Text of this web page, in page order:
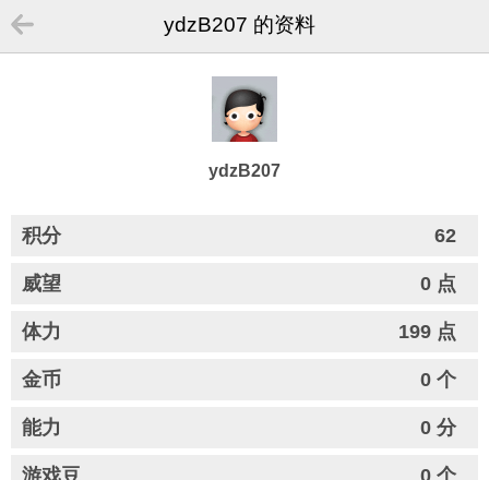
ydzB207 的资料
ydzB207
62
积分
0 点
威望
199 点
体力
0 个
金币
0 分
能力
0 个
游戏豆